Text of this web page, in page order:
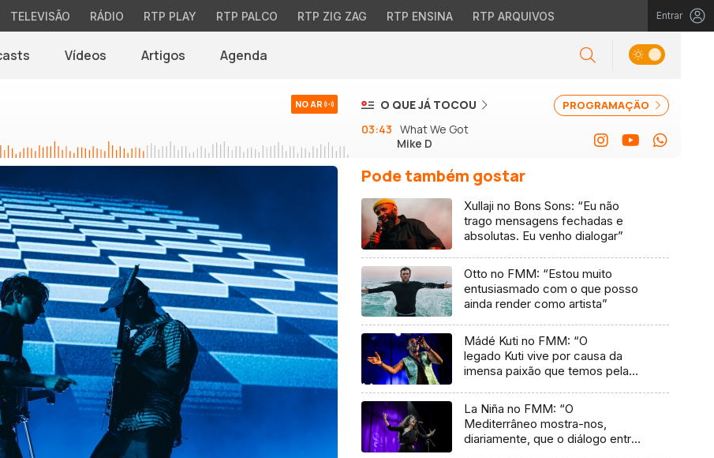
TELEVISÃO RÁDIO RTP PLAY RTP PALCO RTP ZIG ZAG RTP ENSINA RTP ARQUIVOS Entrar
Vídeos Artigos Agenda
NO AR PROGRAMAÇÃO
O QUE JÁ TOCOU
03:43 What We Got
Mike D
Pode também gostar
Xullaji no Bons Sons: “Eu não
trago mensagens fechadas e
absolutas. Eu venho dialogar”
Otto no FMM: “Estou muito
entusiasmado com o que posso
ainda render como artista”
Mádé Kuti no FMM: “O
legado Kuti vive por causa da
imensa paixão que temos pela
La Niña no FMM: “O
Mediterrâneo mostra-nos,
diariamente, que o diálogo entre